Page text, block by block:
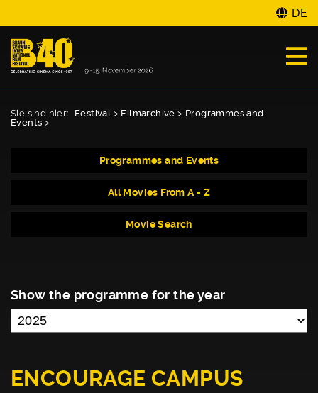
DE
Sie sind hier: Festival > Filmarchive > Programmes and
Events >
Programmes and Events
All Movies From A - Z
Movie Search
Show the programme for the year
ENCOURAGE CAMPUS